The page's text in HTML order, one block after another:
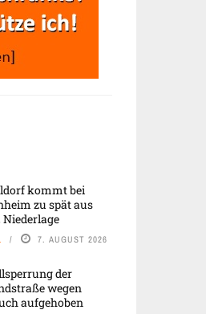
kommt bei
zu spät aus
Niederlage
7. AUGUST 2026
der
wegen
aufgehoben